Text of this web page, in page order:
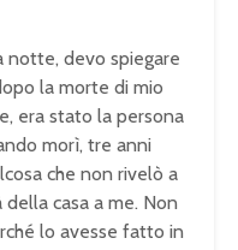
notte, devo spiegare
la morte di mio
era stato la persona
morì, tre anni
che non rivelò a
casa a me. Non
lo avesse fatto in